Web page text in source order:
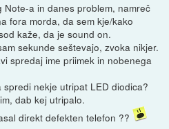
Note-a in danes problem, namreč
fora morda, da sem kje/kako
kaže, da je sound on.
sekunde seštevajo, zvoka nikjer.
spredaj ime priimek in nobenega
nekje utripat LED diodica?
dab kej utripalo.
direkt defekten telefon ??